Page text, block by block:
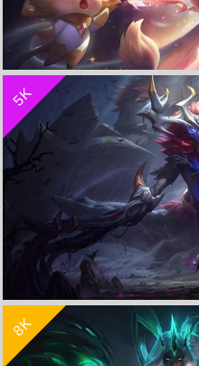
星之守护者 众星之子 索拉卡 至
5K
翠神 永恒之森 艾翁《
8K